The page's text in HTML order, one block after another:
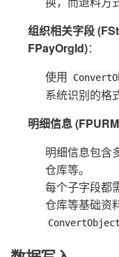
组织相关字段
FPayOrgId)：
使用
系统识别的格
明细信息
明细信息包含
仓库等。
每个子字段都
仓库等基础资